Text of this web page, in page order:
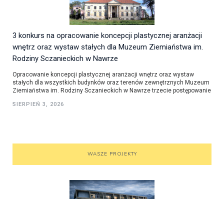
3 konkurs na opracowanie koncepcji plastycznej aranżacji
wnętrz oraz wystaw stałych dla Muzeum Ziemiaństwa im.
Rodziny Sczanieckich w Nawrze
Opracowanie koncepcji plastycznej aranżacji wnętrz oraz wystaw
stałych dla wszystkich budynków oraz terenów zewnętrznych Muzeum
Ziemiaństwa im. Rodziny Sczanieckich w Nawrze trzecie postępowanie
SIERPIEŃ 3, 2026
WASZE PROJEKTY